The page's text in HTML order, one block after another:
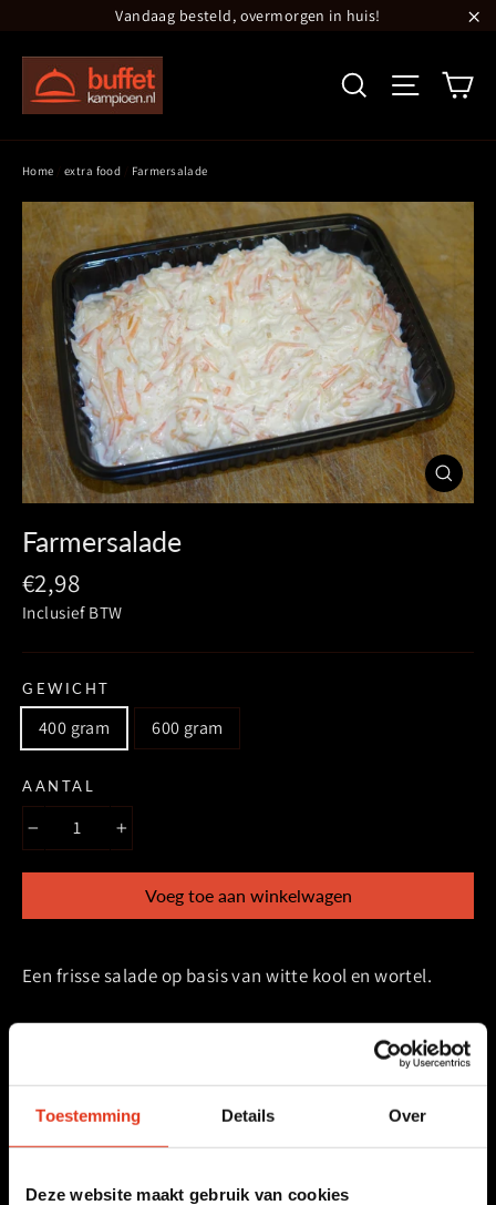
Toestemming Details Over
Deze website maakt gebruik van cookies
nl.general.accessibility.skip_to_content
Vandaag besteld, overmorgen in huis!
Zoeken Site
Home extra food Farmersalade
Sluiten
(esc)
Farmersalade
Prijs
€2,98
Inclusief BTW
GEWICHT
400 gram 600 gram
AANTAL
Voeg toe aan winkelwagen
Een frisse salade op basis van witte kool en wortel.
facebook
twitter